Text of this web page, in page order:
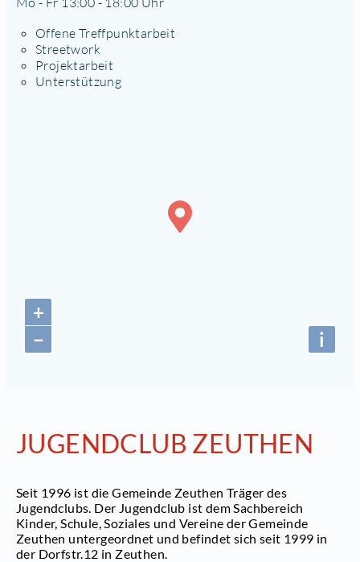
Offene Treffpunktarbeit
Streetwork
Projektarbeit
Unterstützung
+
−
i
JUGENDCLUB ZEUTHEN
Seit 1996 ist die Gemeinde Zeuthen Träger des
Jugendclubs. Der Jugendclub ist dem Sachbereich
Kinder, Schule, Soziales und Vereine der Gemeinde
Zeuthen untergeordnet und befindet sich seit 1999 in
der Dorfstr.12 in Zeuthen.